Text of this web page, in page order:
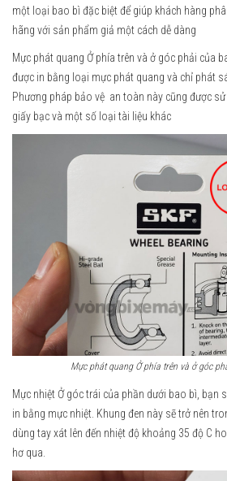
một loại bao bì đặc biệt để giúp khách hàng
hãng với sản phẩm giả một cách dễ dàng
Mực phát quang Ở phía trên và ở góc phải của
được in bằng loại mực phát quang và chỉ phát
Phương pháp bảo vệ an toàn này cũng được
giấy bạc và một số loại tài liệu khác
Mực phát quang Ở phía trên và ở góc
Mực nhiệt Ở góc trái của phần dưới bao bì, bạn
in bằng mực nhiệt. Khung đen này sẽ trở nên
dùng tay xát lên đến nhiệt độ khoảng 35 độ C
hơ qua.